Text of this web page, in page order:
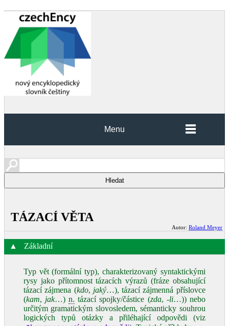
Menu
TÁZACÍ VĚTA
Autor: Roland Meyer
▲ Základní
Typ vět (formální typ), charakterizovaný syntaktickými
rysy jako přítomnost tázacích výrazů (fráze obsahující
tázací zájmena (kdo, jaký…), tázací zájmenná příslovce
(kam, jak…)n. tázací spojky/částice (zda, ‑li…)) nebo
určitým gramatickým slovosledem, sémanticky souhrou
logických typů otázky a přiléhající odpovědi (viz